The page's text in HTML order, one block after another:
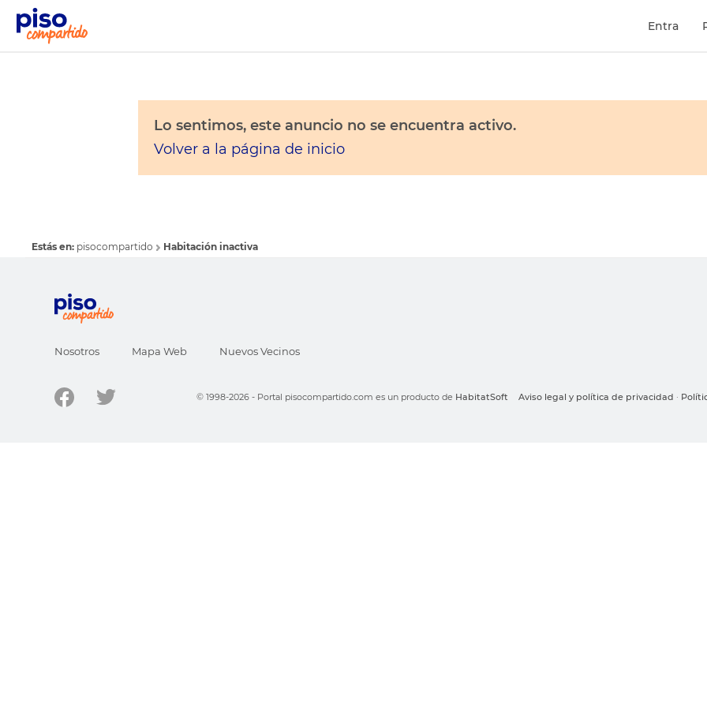
Entra
Lo sentimos, este anuncio no se encuentra activo.
Volver a la página de inicio
Estás en: pisocompartido Habitación inactiva
Nosotros Mapa Web Nuevos Vecinos
© 1998-2026 - Portal pisocompartido.com es un producto de HabitatSoft Aviso legal y política de privacidad ·